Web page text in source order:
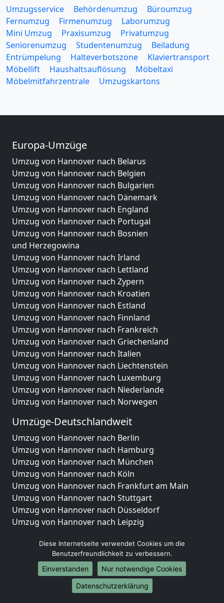
Umzugsservice Behördenumzug
Büroumzug
Fernumzug
Firmenumzug
Laborumzug
Mini Umzug
Praxisumzug
Privatumzug
Seniorenumzug
Studentenumzug
Beiladung
Entrümpelung
Halteverbotszone
Klaviertransport
Möbellift
Haushaltsauflösung
Möbeltaxi
Möbelmitfahrzentrale
Umzugskartons
Europa-Umzüge
Umzug von Hannover nach Belarus
Umzug von Hannover nach Belgien
Umzug von Hannover nach Bulgarien
Umzug von Hannover nach Dänemark
Umzug von Hannover nach England
Umzug von Hannover nach Portugal
Umzug von Hannover nach Bosnien
und Herzegowina
Umzug von Hannover nach Irland
Umzug von Hannover nach Lettland
Umzug von Hannover nach Zypern
Umzug von Hannover nach Kroatien
Umzug von Hannover nach Estland
Umzug von Hannover nach Finnland
Umzug von Hannover nach Frankreich
Umzug von Hannover nach Griechenland
Umzug von Hannover nach Italien
Umzug von Hannover nach Liechtenstein
Umzug von Hannover nach Luxemburg
Umzug von Hannover nach Niederlande
Umzug von Hannover nach Norwegen
Umzüge-Deutschlandweit
Umzug von Hannover nach Berlin
Umzug von Hannover nach Hamburg
Umzug von Hannover nach München
Umzug von Hannover nach Köln
Umzug von Hannover nach Frankfurt am Main
Umzug von Hannover nach Stuttgart
Umzug von Hannover nach Düsseldorf
Umzug von Hannover nach Leipzig
Umzug von Hannover nach Essen
Umzug von Hannover nach Bremen
Umzug von Hannover nach Dresden
Umzug von Hannover nach Hannover
Umzug von Hannover nach Nürnberg
Diese Internetseite verwendet Cookies um die
Benutzerfreundlichkeit zu verbessern.
Einverstanden
Nur notwendige Cookies
Datenschutzerklärung